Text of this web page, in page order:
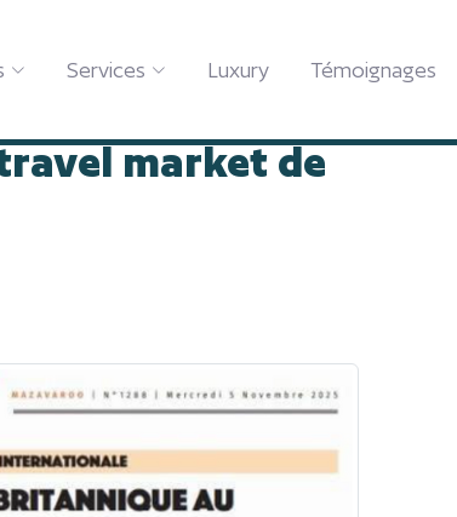
Services Luxury Témoignages
le marché
market de